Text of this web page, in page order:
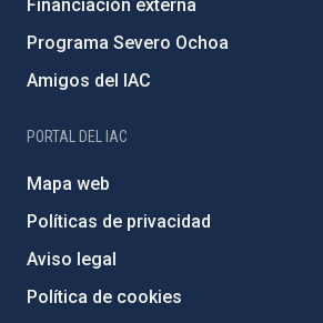
Financiación externa
Programa Severo Ochoa
Amigos del IAC
PORTAL DEL IAC
Mapa web
Políticas de privacidad
Aviso legal
Política de cookies